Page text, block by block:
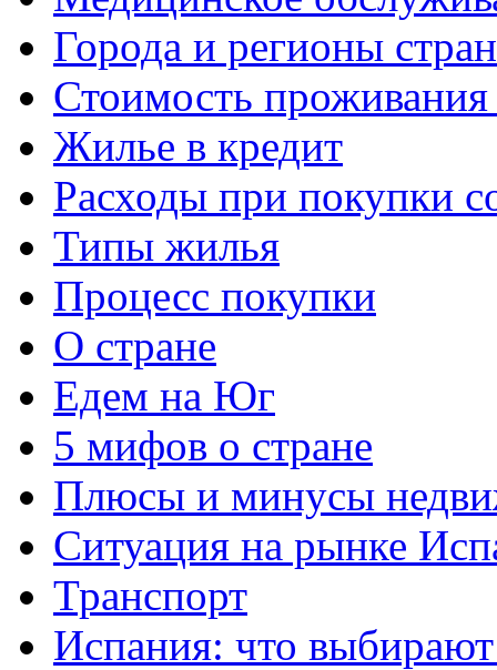
Города и регионы
Стоимость проживания
Жилье в кредит
Расходы при покупки
Типы жилья
Процесс покупки
О стране
Едем на Юг
5 мифов о стране
Плюсы и минусы
Ситуация на рынке
Транспорт
Испания: что